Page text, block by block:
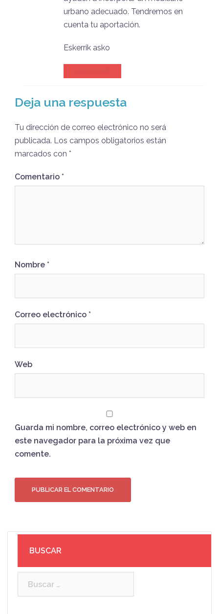
urbano adecuado. Tendremos en
cuenta tu aportación.
Eskerrik asko
Deja una respuesta
Tu dirección de correo electrónico no será
publicada. Los campos obligatorios están
marcados con *
Comentario *
Nombre *
Correo electrónico *
Web
Guarda mi nombre, correo electrónico y web en
este navegador para la próxima vez que
comente.
BUSCAR